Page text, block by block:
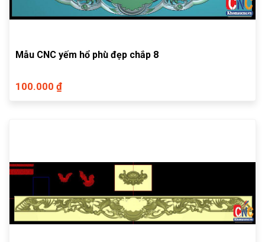
Mẫu CNC yếm hổ phù đẹp chắp 8
100.000 ₫